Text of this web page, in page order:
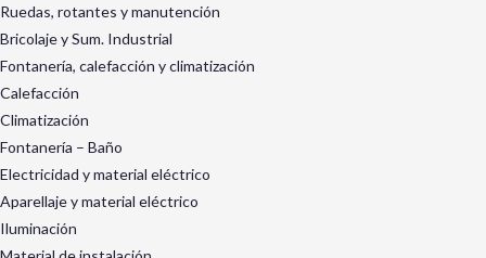
Ruedas, rotantes y manutención
Bricolaje y Sum. Industrial
Fontanería, calefacción y climatización
Calefacción
Climatización
Fontanería – Baño
Electricidad y material eléctrico
Aparellaje y material eléctrico
Iluminación